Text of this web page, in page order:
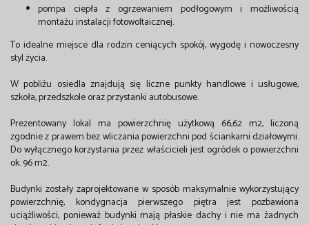
pompa ciepła z ogrzewaniem podłogowym i możliwością
montażu instalacji fotowoltaicznej.
To idealne miejsce dla rodzin ceniących spokój, wygodę i nowoczesny
styl życia.
W pobliżu osiedla znajdują się liczne punkty handlowe i usługowe,
szkoła, przedszkole oraz przystanki autobusowe.
Prezentowany lokal ma powierzchnię użytkową 66,62 m2, liczoną
zgodnie z prawem bez wliczania powierzchni pod ściankami działowymi.
Do wyłącznego korzystania przez właścicieli jest ogródek o powierzchni
ok. 96 m2.
Budynki zostały zaprojektowane w sposób maksymalnie wykorzystujący
powierzchnię, kondygnacja pierwszego piętra jest pozbawiona
uciążliwości, ponieważ budynki mają płaskie dachy i nie ma żadnych